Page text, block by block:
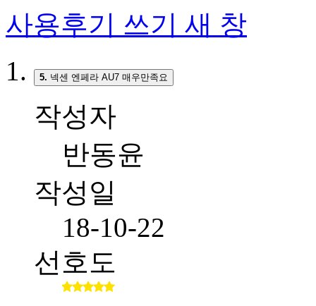
사용후기 쓰기 새 창
5. 넥센 엔페라 AU7 매우만족요
작성자
반동윤
작성일
18-10-22
선호도